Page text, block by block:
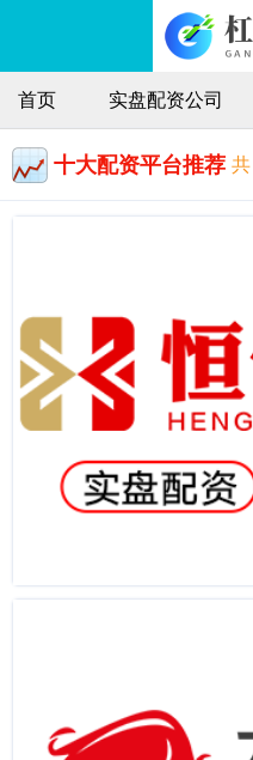
首页 实盘配资公司
十大配资平台推荐 共